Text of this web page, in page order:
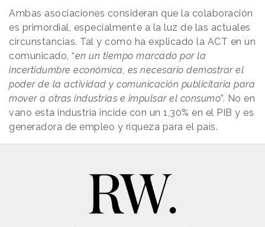
Ambas asociaciones consideran que la colaboración
es primordial, especialmente a la luz de las actuales
circunstancias. Tal y como ha explicado la ACT en un
comunicado, “en un tiempo marcado por la
incertidumbre económica, es necesario demostrar el
poder de la actividad y comunicación publicitaria para
mover a otras industrias e impulsar el consumo”. No en
vano esta industria incide con un 1,30% en el PIB y es
generadora de empleo y riqueza para el país.